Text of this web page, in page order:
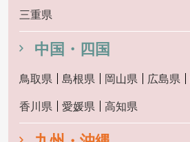
三重県
中国・四国
鳥取県 島根県 岡山県 広島県
香川県
愛媛県 高知県